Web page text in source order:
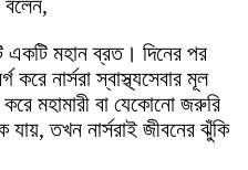
বলেন,
একটি মহান ব্রত। দিনের পর
করে নার্সরা স্বাস্থ্যসেবার মূল
মহামারী বা যেকোনো জরুরি
তখন নার্সরাই জীবনের ঝুঁকি